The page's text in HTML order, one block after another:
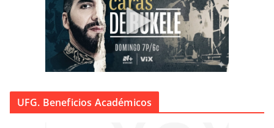
UFG. Beneficios Académicos